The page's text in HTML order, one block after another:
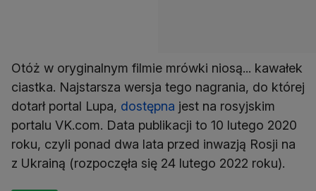
Otóż w oryginalnym filmie mrówki niosą... kawałek
ciastka. Najstarsza wersja tego nagrania, do której
dotarł portal Lupa, dostępna jest na rosyjskim
portalu VK.com. Data publikacji to 10 lutego 2020
roku, czyli ponad dwa lata przed inwazją Rosji na
z Ukrainą (rozpoczęła się 24 lutego 2022 roku).